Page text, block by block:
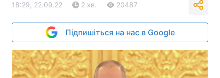
18:29, 22.09.22 2 хв. 20487
Підпишіться на нас в Google